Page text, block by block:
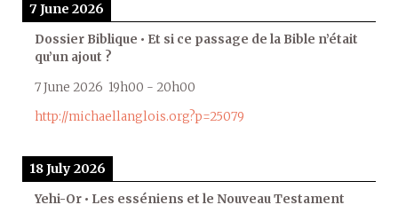
7 June 2026
Dossier Biblique • Et si ce passage de la Bible n’était
qu’un ajout ?
7 June 2026 19h00 - 20h00
http://michaellanglois.org?p=25079
18 July 2026
Yehi-Or • Les esséniens et le Nouveau Testament